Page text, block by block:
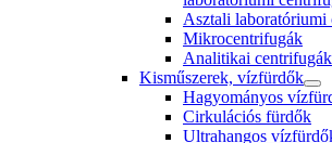
Asztali laboratóriumi
Mikrocentrifugák
Analitikai centrifugák
Kisműszerek, vízfürdők
Hagyományos
Cirkulációs fürdők
Ultrahangos